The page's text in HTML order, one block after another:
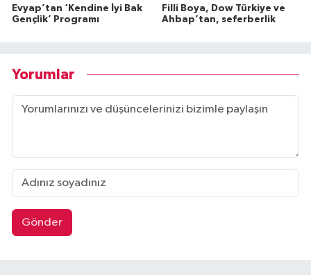
Evyap’tan ‘Kendine İyi Bak
Gençlik’ Programı
Filli Boya, Dow Türkiye ve
Ahbap’tan, seferberlik
Yorumlar
Gönder